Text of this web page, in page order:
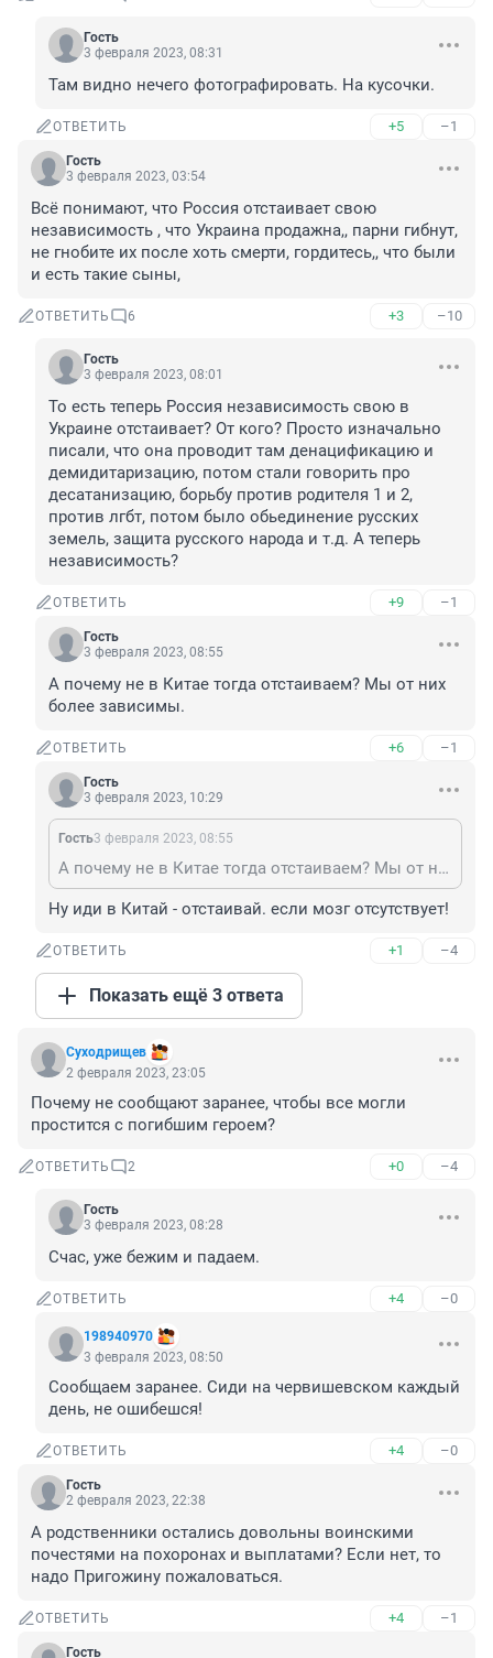
Гость
3 февраля 2023, 08:31
Там видно нечего фотографировать. На кусочки.
ОТВЕТИТЬ +5 –1
Гость
3 февраля 2023, 03:54
Всё понимают, что Россия отстаивает свою
независимость , что Украина продажна,, парни гибнут,
не гнобите их после хоть смерти, гордитесь,, что были
и есть такие сыны,
ОТВЕТИТЬ 6 +3 –10
Гость
3 февраля 2023, 08:01
То есть теперь Россия независимость свою в
Украине отстаивает? От кого? Просто изначально
писали, что она проводит там денацификацию и
демидитаризацию, потом стали говорить про
десатанизацию, борьбу против родителя 1 и 2,
против лгбт, потом было обьединение русских
земель, защита русского народа и т.д. А теперь
независимость?
ОТВЕТИТЬ +9 –1
Гость
3 февраля 2023, 08:55
А почему не в Китае тогда отстаиваем? Мы от них
более зависимы.
ОТВЕТИТЬ +6 –1
Гость
3 февраля 2023, 10:29
Гость3 февраля 2023, 08:55
А почему не в Китае тогда отстаиваем? Мы от них более зависимы.
Ну иди в Китай - отстаивай. если мозг отсутствует!
ОТВЕТИТЬ +1 –4
Показать ещё 3 ответа
Суходрищев
2 февраля 2023, 23:05
Почему не сообщают заранее, чтобы все могли
простится с погибшим героем?
ОТВЕТИТЬ 2 +0 –4
Гость
3 февраля 2023, 08:28
Счас, уже бежим и падаем.
ОТВЕТИТЬ +4 –0
198940970
3 февраля 2023, 08:50
Сообщаем заранее. Сиди на червишевском каждый
день, не ошибешся!
ОТВЕТИТЬ +4 –0
Гость
2 февраля 2023, 22:38
А родственники остались довольны воинскими
почестями на похоронах и выплатами? Если нет, то
надо Пригожину пожаловаться.
ОТВЕТИТЬ +4 –1
Гость